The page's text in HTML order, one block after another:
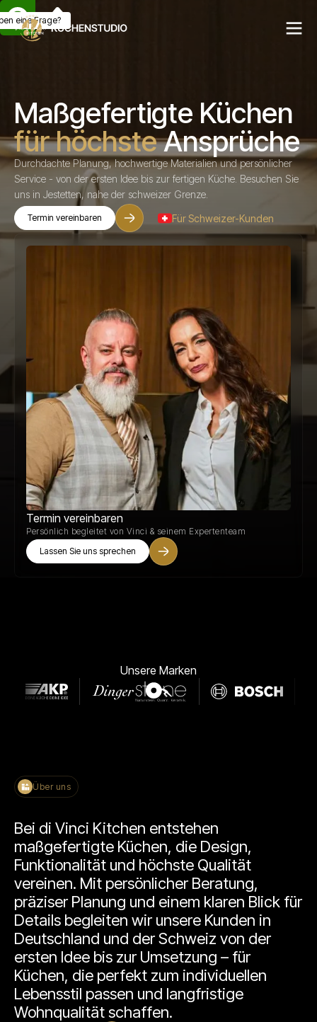
eine Frage?
Maßgefertigte Küchen
für höchsteAnsprüche
Durchdachte Planung, hochwertige Materialien und persönlicher
Service - von der ersten Idee bis zur fertigen Küche. Besuchen Sie
uns in Jestetten, nahe der schweizer Grenze.
Termin vereinbaren Für Schweizer-Kunden
Termin vereinbaren
Persönlich begleitet von Vinci & seinem Expertenteam
Lassen Sie uns sprechen
Unsere Marken
Über uns
Bei di Vinci Kitchen entstehen
maßgefertigte Küchen, die Design,
Funktionalität und höchste Qualität
vereinen. Mit persönlicher Beratung,
präziser Planung und einem klaren Blick für
Details begleiten wir unsere Kunden in
Deutschland und der Schweiz von der
ersten Idee bis zur Umsetzung – für
Küchen, die perfekt zum individuellen
Lebensstil passen und langfristige
Wohnqualität schaffen.